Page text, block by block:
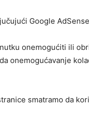
Google
onemogućiti ili
onemogućavanje
smatramo da